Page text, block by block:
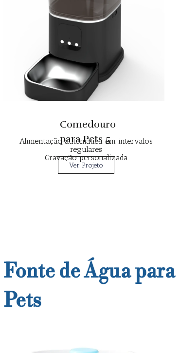
Comedouro
para Pets 5
Alimentação automática em intervalos
regulares
Gravação personalizada
Ver Projeto
Fonte de Água para
Pets